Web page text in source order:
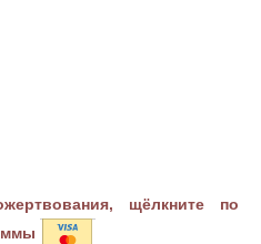
щёлкните по